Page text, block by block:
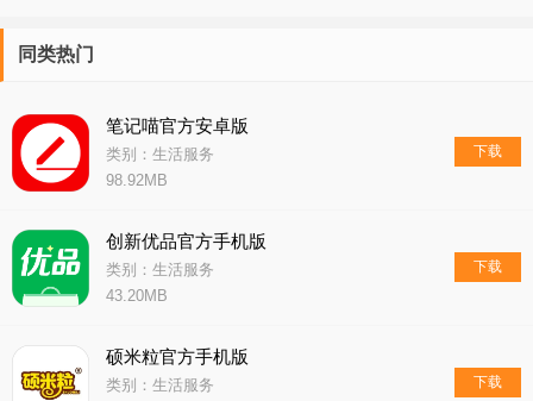
同类热门
笔记喵官方安卓版
类别：生活服务
98.92MB
下载
创新优品官方手机版
类别：生活服务
43.20MB
下载
硕米粒官方手机版
类别：生活服务
下载